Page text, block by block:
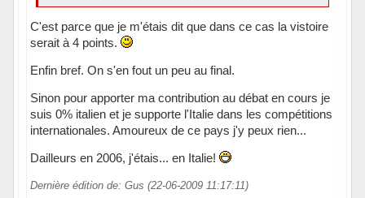
C'est parce que je m'étais dit que dans ce cas la vistoire
serait à 4 points.
Enfin bref. On s'en fout un peu au final.
Sinon pour apporter ma contribution au débat en cours je
suis 0% italien et je supporte l'Italie dans les compétitions
internationales. Amoureux de ce pays j'y peux rien...
Dailleurs en 2006, j'étais... en Italie!
Dernière édition de: Gus (22-06-2009 11:17:11)